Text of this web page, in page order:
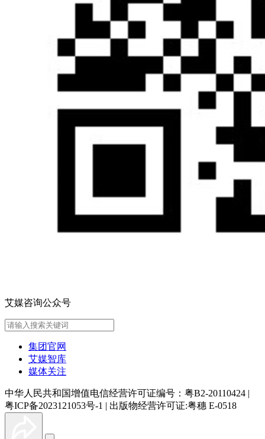
艾媒咨询公众号
集团官网
艾媒智库
媒体关注
中华人民共和国增值电信经营许可证编号：粤B2-20110424 |
粤ICP备2023121053号-1 | 出版物经营许可证:粤穗 E-0518